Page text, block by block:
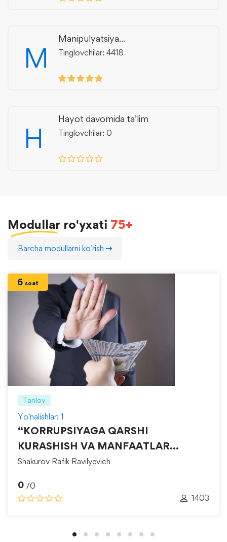
M
Manipulyatsiya...
Tinglovchilar: 4418
H
Hayot davomida ta’lim
Tinglovchilar: 0
Modullar ro'yxati 75+
Barcha modullarni ko`rish
6 soat
Tanlov
Yo`nalishlar: 1
“KORRUPSIYAGA QARSHI
KURASHISH VA MANFAATLAR
TO‘QNASHUVINI BOSHQARISH”
Shakurov Rafik Ravilyevich
0 /0
1403